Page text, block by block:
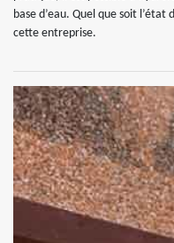
base d’eau. Quel que soit
cette entreprise.